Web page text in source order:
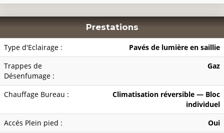
Prestations
Type d'Eclairage :
Pavés de lumière en saillie
Trappes de
Désenfumage :
Gaz
Chauffage Bureau :
Climatisation réversible — Bloc
individuel
Accés Plein pied :
Oui